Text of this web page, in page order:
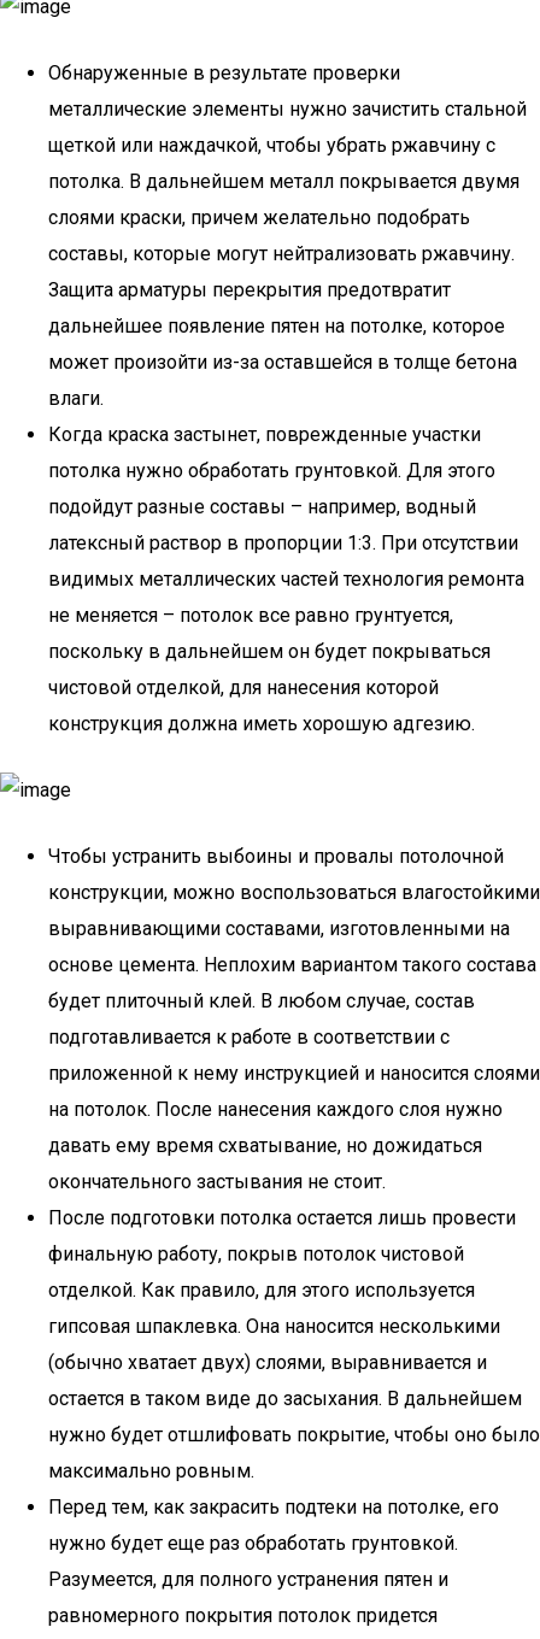
Обнаруженные в результате проверки
металлические элементы нужно зачистить стальной
щеткой или наждачкой, чтобы убрать ржавчину с
потолка. В дальнейшем металл покрывается двумя
слоями краски, причем желательно подобрать
составы, которые могут нейтрализовать ржавчину.
Защита арматуры перекрытия предотвратит
дальнейшее появление пятен на потолке, которое
может произойти из-за оставшейся в толще бетона
влаги.
Когда краска застынет, поврежденные участки
потолка нужно обработать грунтовкой. Для этого
подойдут разные составы – например, водный
латексный раствор в пропорции 1:3. При отсутствии
видимых металлических частей технология ремонта
не меняется – потолок все равно грунтуется,
поскольку в дальнейшем он будет покрываться
чистовой отделкой, для нанесения которой
конструкция должна иметь хорошую адгезию.
Чтобы устранить выбоины и провалы потолочной
конструкции, можно воспользоваться влагостойкими
выравнивающими составами, изготовленными на
основе цемента. Неплохим вариантом такого состава
будет плиточный клей. В любом случае, состав
подготавливается к работе в соответствии с
приложенной к нему инструкцией и наносится слоями
на потолок. После нанесения каждого слоя нужно
давать ему время схватывание, но дожидаться
окончательного застывания не стоит.
После подготовки потолка остается лишь провести
финальную работу, покрыв потолок чистовой
отделкой. Как правило, для этого используется
гипсовая шпаклевка. Она наносится несколькими
(обычно хватает двух) слоями, выравнивается и
остается в таком виде до засыхания. В дальнейшем
нужно будет отшлифовать покрытие, чтобы оно было
максимально ровным.
Перед тем, как закрасить подтеки на потолке, его
нужно будет еще раз обработать грунтовкой.
Разумеется, для полного устранения пятен и
равномерного покрытия потолок придется